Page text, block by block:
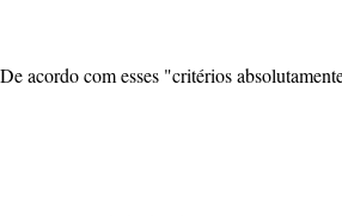
De acordo com esses "critérios